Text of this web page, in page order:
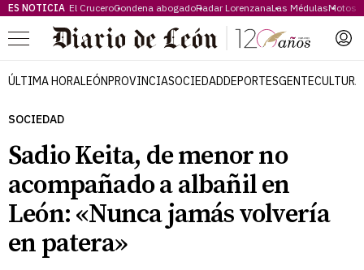
ES NOTICIA El CruceroCondena abogadoRadar LorenzanaLas MédulasMotos
Menú
ÚLTIMA HORALEÓNPROVINCIASOCIEDADDEPORTESGENTECULTURA
SOCIEDAD
Sadio Keita, de menor no
acompañado a albañil en
León: «Nunca jamás volvería
en patera»